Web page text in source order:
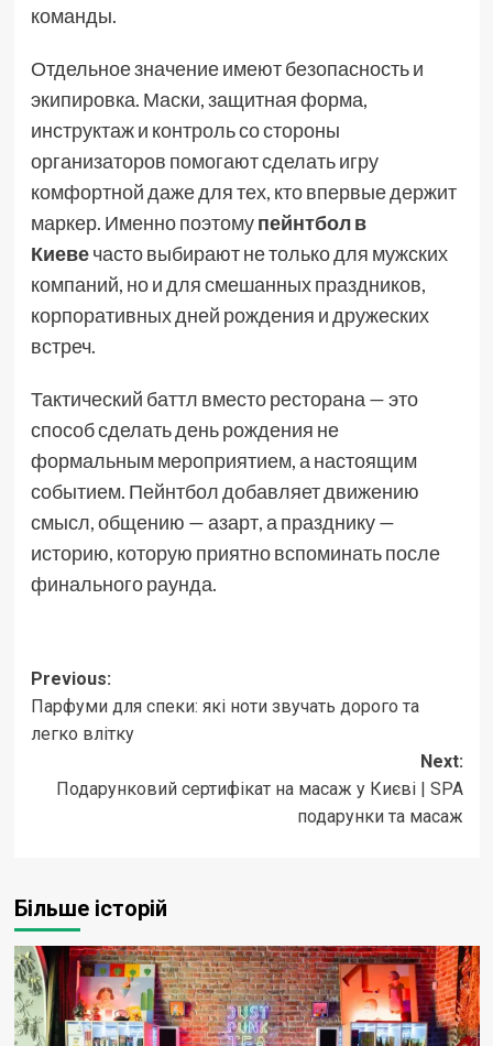
команды.
Отдельное значение имеют безопасность и
экипировка. Маски, защитная форма,
инструктаж и контроль со стороны
организаторов помогают сделать игру
комфортной даже для тех, кто впервые держит
маркер. Именно поэтомупейнтбол в
Киевечасто выбирают не только для мужских
компаний, но и для смешанных праздников,
корпоративных дней рождения и дружеских
встреч.
Тактический баттл вместо ресторана — это
способ сделать день рождения не
формальным мероприятием, а настоящим
событием. Пейнтбол добавляет движению
смысл, общению — азарт, а празднику —
историю, которую приятно вспоминать после
финального раунда.
Post
navigation
Previous:
Парфуми для спеки: які ноти звучать дорого та
легко влітку
Next:
Подарунковий сертифікат на масаж у Києві | SPA
подарунки та масаж
Більше історій